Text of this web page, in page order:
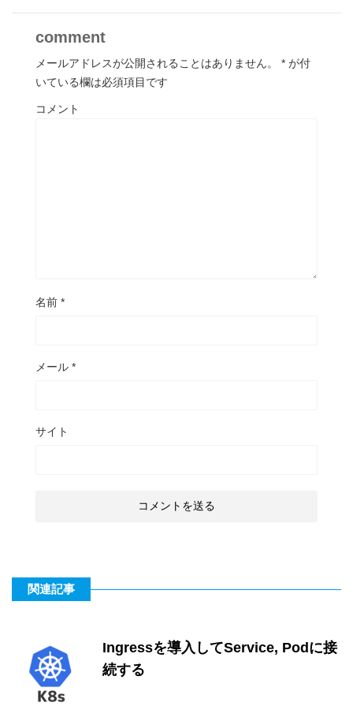
comment
メールアドレスが公開されることはありません。 * が付
いている欄は必須項目です
コメント
名前 *
メール *
サイト
関連記事
Ingressを導入してService, Podに接
続する